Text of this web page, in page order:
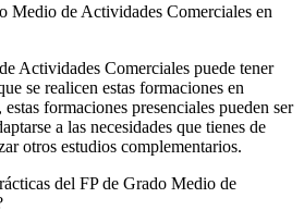
Medio de Actividades Comerciales en
Actividades Comerciales puede tener
se realicen estas formaciones en
formaciones presenciales pueden ser
a las necesidades que tienes de
otros estudios complementarios.
del FP de Grado Medio de